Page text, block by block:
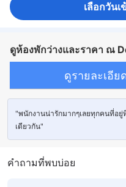
เลือกวัน
ดูห้องพักว่างและราคา ณ
ดูรายละเอี
"พนักงานน่ารักมากๆเลยทุกคนที่อยู่
เดียวกัน"
คำถามที่พบบ่อย